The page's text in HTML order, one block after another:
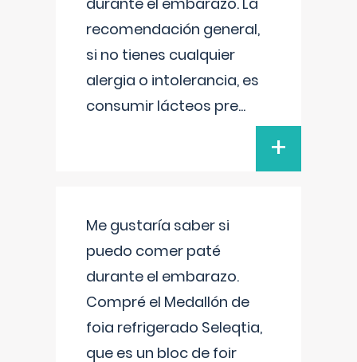
recomendación general,
si no tienes cualquier
alergia o intolerancia, es
consumir lácteos pre...
+
Me gustaría saber si
puedo comer paté
durante el embarazo.
Compré el Medallón de
foia refrigerado Seleqtia,
que es un bloc de foir